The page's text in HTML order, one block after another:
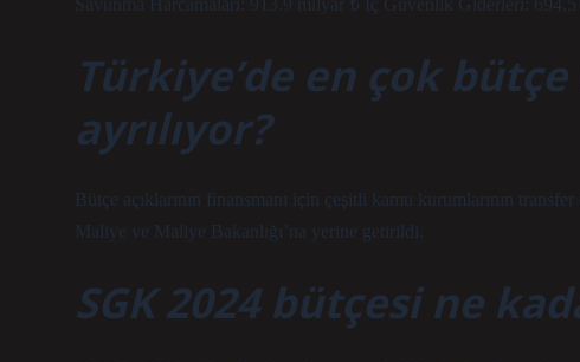
Savunma Harcamaları: 913.9 milyar ₺ İç Güvenlik Giderleri:
Türkiye’de en çok
ayrılıyor?
Bütçe açıklarının finansmanı için çeşitli kamu kurumlarının
Maliye ve Maliye Bakanlığı’na yerine getirildi.
SGK 2024 bütçesi ne